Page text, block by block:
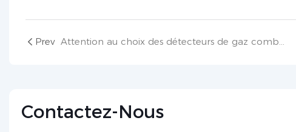
Prev
Contactez-Nous